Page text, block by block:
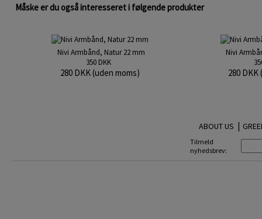
Måske er du også interesseret i følgende produkter
Nivi Armbånd, Natur 22 mm
350 DKK
280 DKK (uden moms)
Nivi
280
ABOUT US |
Tilmeld
nyhedsbrev: